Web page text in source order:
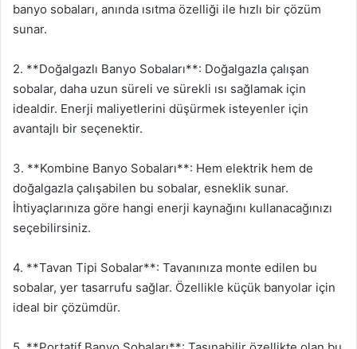
banyo sobaları, anında ısıtma özelliği ile hızlı bir çözüm
sunar.
2. **Doğalgazlı Banyo Sobaları**: Doğalgazla çalışan
sobalar, daha uzun süreli ve sürekli ısı sağlamak için
idealdir. Enerji maliyetlerini düşürmek isteyenler için
avantajlı bir seçenektir.
3. **Kombine Banyo Sobaları**: Hem elektrik hem de
doğalgazla çalışabilen bu sobalar, esneklik sunar.
İhtiyaçlarınıza göre hangi enerji kaynağını kullanacağınızı
seçebilirsiniz.
4. **Tavan Tipi Sobalar**: Tavanınıza monte edilen bu
sobalar, yer tasarrufu sağlar. Özellikle küçük banyolar için
ideal bir çözümdür.